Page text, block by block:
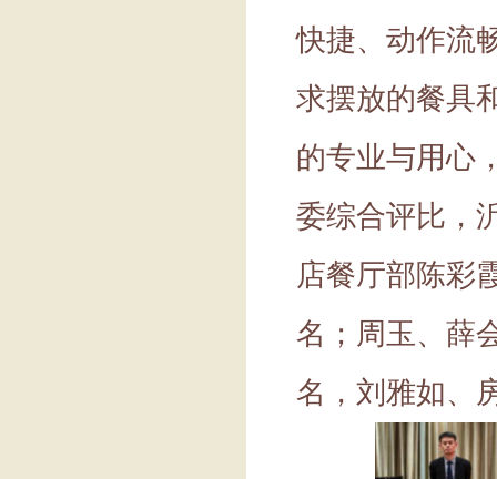
快捷、动作流
求摆放的餐具
的专业与用心
委综合评比，
店餐厅部陈彩
名；周玉、薛
名，刘雅如、